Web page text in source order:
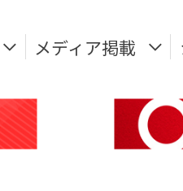
メディア掲載